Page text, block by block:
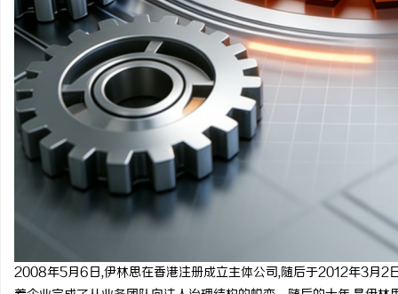
2008年5月6日,伊林思在香港注册成立主体公司,随后于2012年3月2